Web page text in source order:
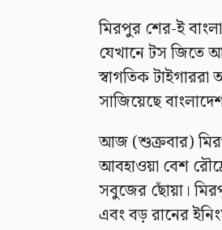
মিরপুর শের-ই
যেখানে টস জিতে
স্বাগতিক
সাজিয়েছে
আজ (শুক্রবার)
আবহাওয়া বেশ
সবুজের ছোঁয়া।
এবং বড় রানের